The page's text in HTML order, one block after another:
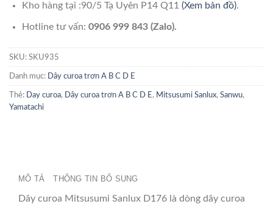
Kho hàng tại :90/5 Tạ Uyên P14 Q11 (Xem bản đồ).
Hotline tư vấn: 0906 999 843 (Zalo).
SKU: SKU935
Danh mục: Dây curoa trơn A B C D E
Thẻ: Day curoa, Dây curoa trơn A B C D E , Mitsusumi Sanlux, Sanwu,
Yamatachi
MÔ TẢ THÔNG TIN BỔ SUNG
Dây curoa Mitsusumi Sanlux D176 là dòng dây curoa